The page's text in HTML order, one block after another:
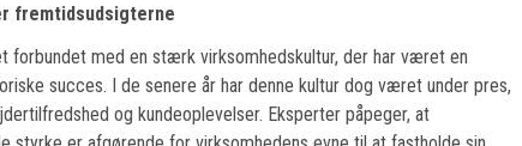
fremtidsudsigterne
forbundet med en stærk virksomhedskultur, der har været en
succes. I de senere år har denne kultur dog været under pres,
og kundeoplevelser. Eksperter påpeger, at